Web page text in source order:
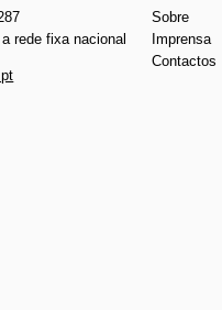
rede fixa nacional
Sobre
Imprensa
Contactos